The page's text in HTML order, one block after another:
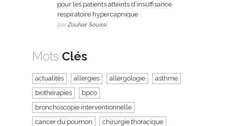
pour les patients atteints d’insuffisance
respiratoire hypercapnique
parZouhair Souissi
Mots Clés
actualités allergies allergologie
asthme
biothérapies
bpco
bronchoscopie interventionnelle
cancer du poumon
chirurgie thoracique